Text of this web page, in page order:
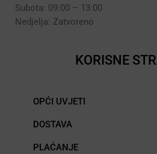
Subota: 09:00 – 13:00
Nedjelja: Zatvoreno
KORISNE
OPĆI UVJETI
DOSTAVA
PLAĆANJE